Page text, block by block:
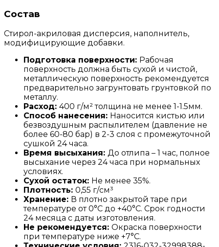
Состав
Стирол-акриловая дисперсия, наполнитель,
модифицирующие добавки.
Подготовка поверхности: Рабочая
поверхность должна быть сухой и чистой,
металлическую поверхность рекомендуется
предварительно загрунтовать грунтовкой по
металлу.
Расход: 400 г/м² толщина не менее 1-1.5мм.
Способ нанесения: Наносится кистью или
безвоздушным распылителем (давление не
более 60-80 бар) в 2-3 слоя с промежуточной
сушкой 24 часа.
Время высыхания: До отлипа – 1 час, полное
высыхание через 24 часа при нормальных
условиях.
Сухой остаток: Не менее 35%.
Плотность: 0,55 г/см³
Хранение: В плотно закрытой таре при
температуре от 0°С до +40°С. Срок годности
24 месяца с даты изготовления.
Не рекомендуется: Окраска поверхности
при температуре ниже +7°С.